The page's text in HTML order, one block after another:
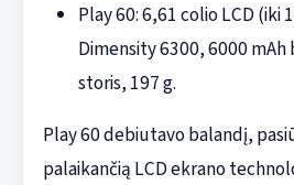
Play 60: 6,61 colio LCD (iki
Dimensity 6300, 6000
storis, 197 g.
Play 60 debiutavo balandį,
palaikančią LCD ekrano